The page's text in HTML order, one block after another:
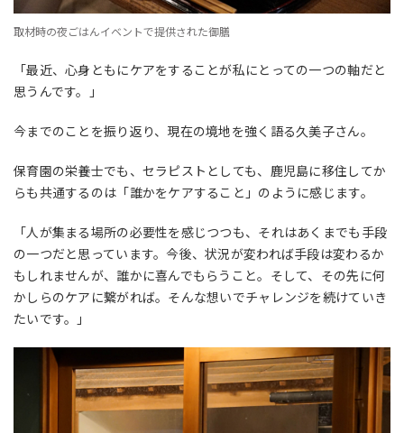
取材時の夜ごはんイベントで提供された御膳
「最近、心身ともにケアをすることが私にとっての一つの軸だと
思うんです。」
今までのことを振り返り、現在の境地を強く語る久美子さん。
保育園の栄養士でも、セラピストとしても、鹿児島に移住してか
らも共通するのは「誰かをケアすること」のように感じます。
「人が集まる場所の必要性を感じつつも、それはあくまでも手段
の一つだと思っています。今後、状況が変われば手段は変わるか
もしれませんが、誰かに喜んでもらうこと。そして、その先に何
かしらのケアに繋がれば。そんな想いでチャレンジを続けていき
たいです。」